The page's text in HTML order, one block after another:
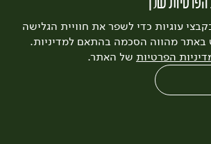
עוגיות כדי לשפר את חוויית הגלישה
מהווה הסכמה בהתאם למדיניות.
הפרטיות של האתר.
עיצוב:3bears פיתוח:Quatro